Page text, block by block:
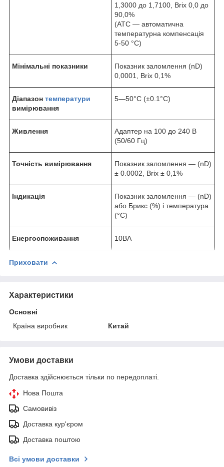
1,3000 до 1,7100, Brix 0,0 до
90,0%
(АТС — автоматична
температурна компенсація
5-50 °C)
Мінімальні показники
Показник заломлення (nD)
0,0001, Brix 0,1%
Діапазон температури
вимірювання
5—50°C (±0.1°C)
Живлення
Адаптер на 100 до 240 В
(50/60 Гц)
Точність вимірювання
Показник заломлення — (nD)
± 0.0002, Brix ± 0,1%
Індикація
Показник заломлення — (nD)
або Брикс (%) і температура
(°C)
Енергоспоживання 10ВА
Приховати
Характеристики
Основні
Країна виробник
Китай
Умови доставки
Доставка здійснюється тільки по передоплаті.
Нова Пошта
Самовивіз
Доставка кур'єром
Доставка поштою
Всі умови доставки